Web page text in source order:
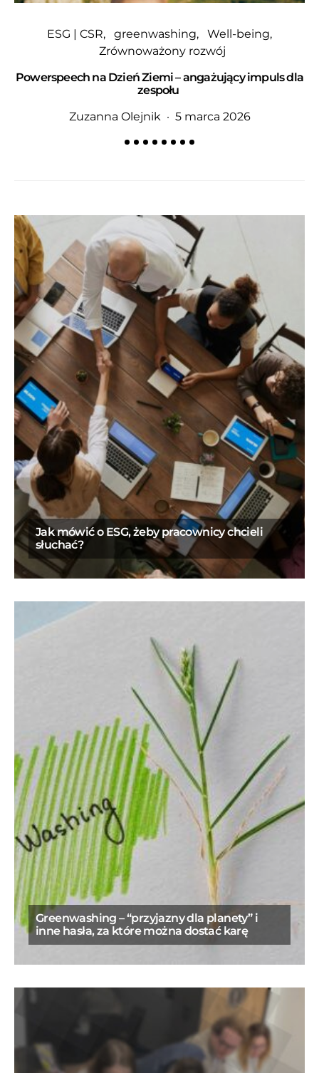
ESG | CSR greenwashing
Well-being
Zrównoważony rozwój
Powerspeech na Dzień Ziemi – angażujący impuls dla
zespołu
Zuzanna Olejnik
5 marca 2026
Jak mówić o ESG, żeby pracownicy chcieli
słuchać?
Greenwashing – “przyjazny dla planety” i
inne hasła, za które można dostać karę